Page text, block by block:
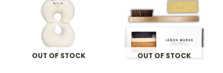
OUT OF STOCK OUT OF STOCK
HKD$130.